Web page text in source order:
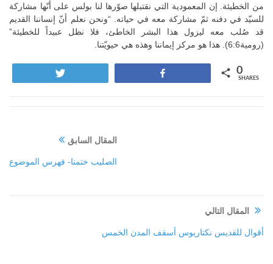
من الخطيئة. إن المعمودية التي نقتبلها صوّرها لنا بولس على أنّها مشاركة
للسيّد في دفنه ثمّ مشاركة معه في حياته. “ونحن نعلم أنّ إنساننا القديم
قد صُلب معه ليزول هذا البشر الخاطئ، فلا نظل عبيداً للخطيئة”
(رومية6:6). هذا هو مركز إيماننا وهذه هي حيويّتنا.
0
SHARES
المقال السابق
الصليب ختمنا- فهرس الموضوع
المقال التالي
أقوال للقديس نكتاريوس أسقف المدن الخمس